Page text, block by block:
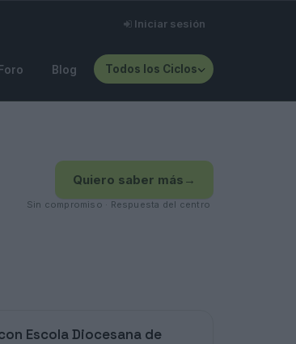
Iniciar sesión
Foro Blog Todos los Ciclos
Quiero saber más →
Sin compromiso · Respuesta del centro
Escola Diocesana de